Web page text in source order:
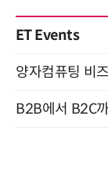
ET Events